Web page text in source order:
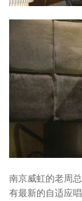
南京威虹的老周
有最新的自适应